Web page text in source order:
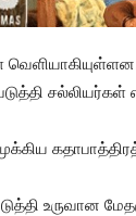
சல்லியர்கள்
உருவான